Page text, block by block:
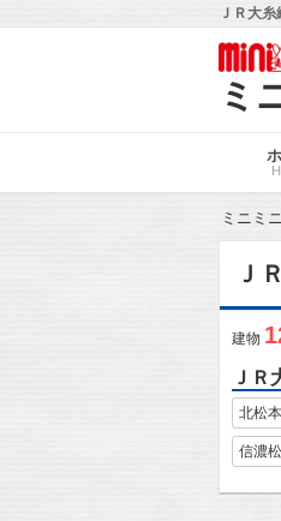
ＪＲ大
ミ
ミニミ
Ｊ
建物
ＪＲ
北松本
信濃松